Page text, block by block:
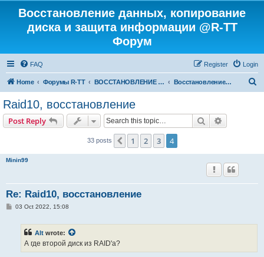
Восстановление данных, копирование
диска и защита информации @R-TT
Форум
FAQ Login
Register
Home Форумы R-TT ВОССТАНОВЛЕНИЕ ДАННЫХ И УДАЛЕННЫХ ФАЙЛОВ Восстановление RAID
Raid10, восстановление
Post Reply Search
33 posts Previous
1 2 3 4
Minin99
Re: Raid10, восстановление
P03 Oct 2022, 15:08
Alt wrote:
А где второй диск из RAID'а?